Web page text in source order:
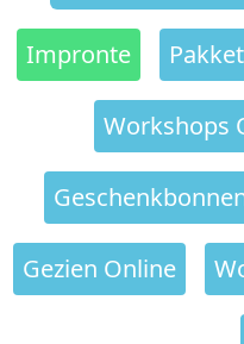
Impronte
Workshops
Gezien Online